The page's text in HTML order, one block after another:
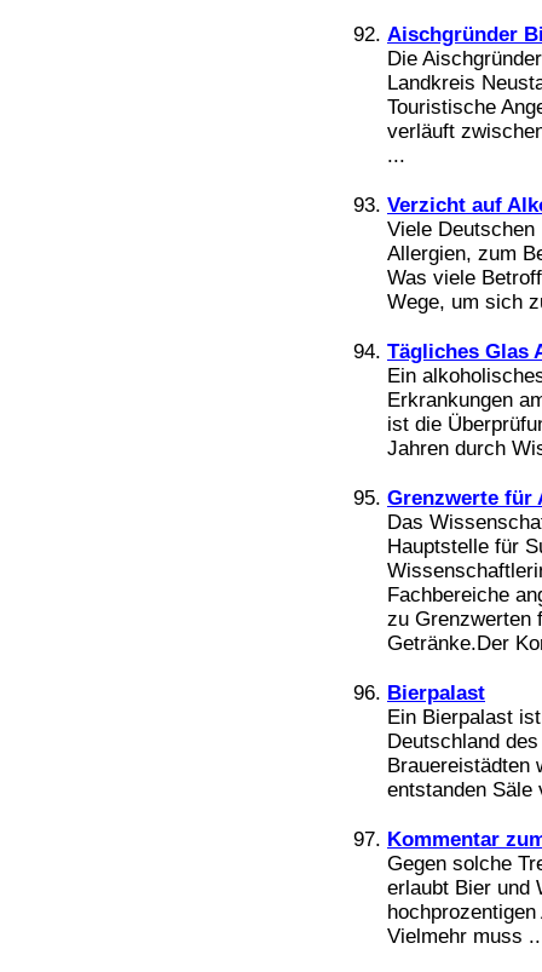
Aischgründer
Die
Landkreis
Touristische
verläuft
...
Verzicht auf
Viele
Allergien, zum
Was viele
Wege, um sich
Tägliches Glas
Ein
Erkrankungen
ist die
Jahren durch
Grenzwerte für
Das
Hauptstelle für
Fachbereiche
zu Grenzwerten
Getränke.Der
Bierpalast
Ein Bierpalast
Deutschland
Brauereistädten
entstanden Säle
Kommentar
Gegen solche
erlaubt Bier und
Vielmehr muss